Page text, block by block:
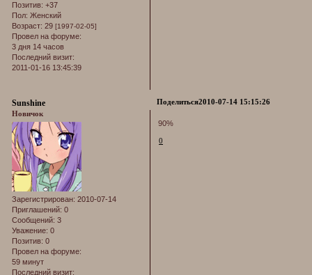
Позитив: +37
Пол: Женский
Возраст: 29 [1997-02-05]
Провел на форуме:
3 дня 14 часов
Последний визит:
2011-01-16 13:45:39
Поделиться2010-07-14 15:15:26
Sunshine
Новичок
Зарегистрирован: 2010-07-14
Приглашений: 0
Сообщений: 3
Уважение: 0
Позитив: 0
Провел на форуме:
59 минут
Последний визит:
90%
0